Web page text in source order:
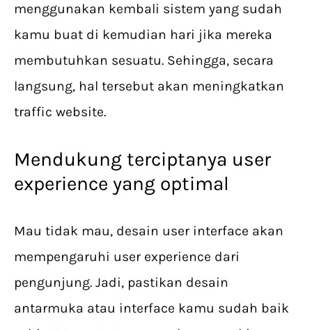
menggunakan kembali sistem yang sudah
kamu buat di kemudian hari jika mereka
membutuhkan sesuatu. Sehingga, secara
langsung, hal tersebut akan meningkatkan
traffic website.
Mendukung terciptanya user
experience yang optimal
Mau tidak mau, desain user interface akan
mempengaruhi user experience dari
pengunjung. Jadi, pastikan desain
antarmuka atau interface kamu sudah baik